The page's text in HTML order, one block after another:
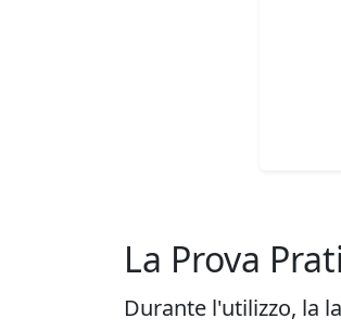
La Prova
Durante l'utilizzo, la